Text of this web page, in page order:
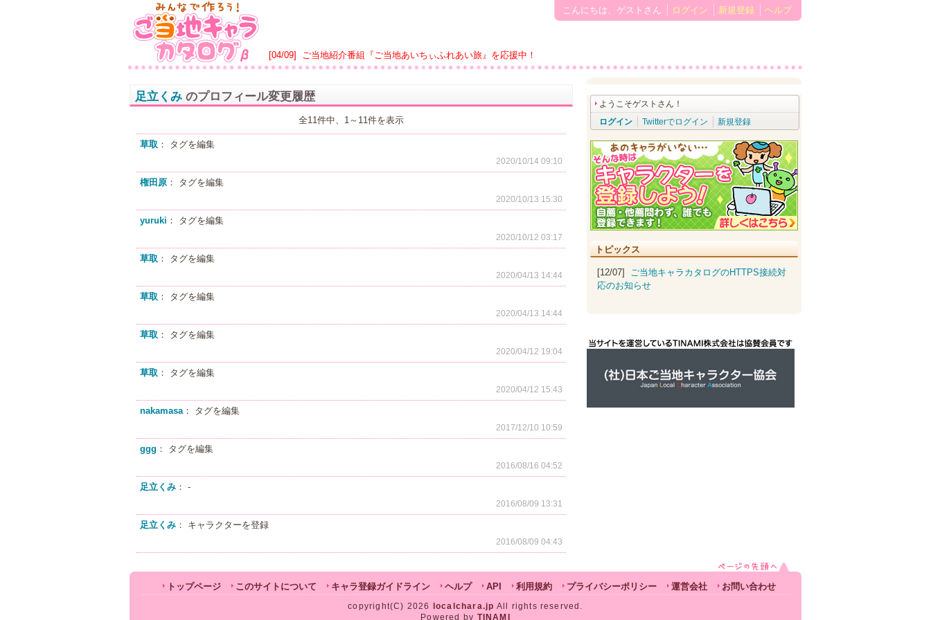
[04/09] ご当地紹介番組『ご当地あいちぃふれあい旅』を応援中！
こんにちは、ゲストさん ログイン 新規登録 ヘルプ
足立くみ のプロフィール変更履歴
全11件中、1～11件を表示
草取 ： タグを編集
2020/10/14 09:10
権田原 ： タグを編集
2020/10/13 15:30
yuruki ： タグを編集
2020/10/12 03:17
草取 ： タグを編集
2020/04/13 14:44
草取 ： タグを編集
2020/04/13 14:44
草取 ： タグを編集
2020/04/12 19:04
草取 ： タグを編集
2020/04/12 15:43
nakamasa： タグを編集
2017/12/10 10:59
ggg ： タグを編集
2016/08/16 04:52
足立くみ ： -
2016/08/09 13:31
足立くみ ： キャラクターを登録
2016/08/09 04:43
ようこそゲストさん！
ログイン
Twitterでログイン 新規登録
トピックス
[12/07] ご当地キャラカタログのHTTPS接続対
応のお知らせ
トップページ このサイトについて キャラ登録ガイドライン ヘルプ API 利用規約 プライバシーポリシー 運営会社 お問い合わせ
copyright(C) 2026 localchara.jp All rights reserved.
Powered by TINAMI